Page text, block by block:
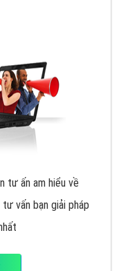
tư ấn am hiểu về
vấn bạn giải pháp